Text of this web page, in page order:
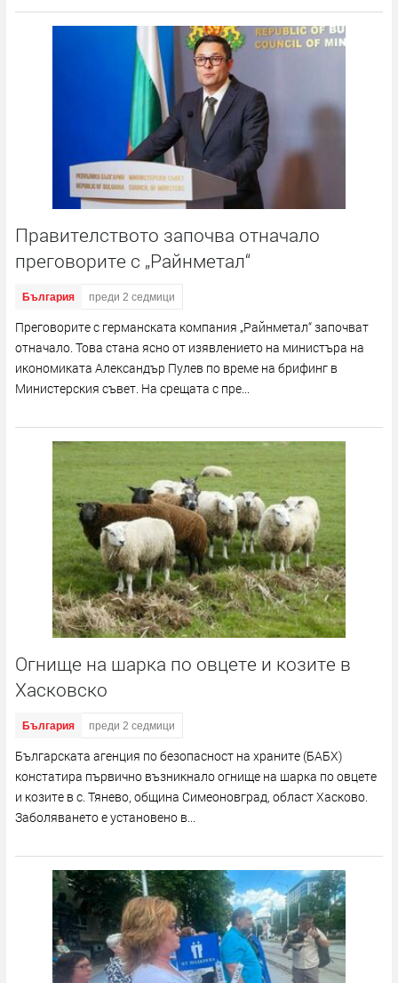
Правителството започва отначало
преговорите с „Райнметал“
България преди 2 седмици
Преговорите с германската компания „Райнметал“ започват
отначало. Това стана ясно от изявлението на министъра на
икономиката Александър Пулев по време на брифинг в
Министерския съвет. На срещата с пре...
Огнище на шарка по овцете и козите в
Хасковско
България преди 2 седмици
Българската агенция по безопасност на храните (БАБХ)
констатира първично възникнало огнище на шарка по овцете
и козите в с. Тянево, община Симеоновград, област Хасково.
Заболяването е установено в...